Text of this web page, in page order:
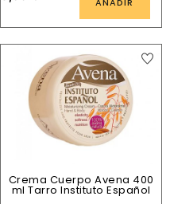
Crema Cuerpo Avena 400
ml Tarro Instituto Español